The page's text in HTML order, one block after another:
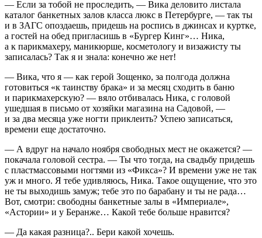
— Если за тобой не проследить, — Вика деловито листала
каталог банкетных залов класса люкс в Петербурге, — так ты
и в ЗАГС опоздаешь, придешь на роспись в джинсах и куртке,
а гостей на обед пригласишь в «Бургер Кинг»… Ника,
а к парикмахеру, маникюрше, косметологу и визажисту ты
записалась? Так я и знала: конечно же нет!
— Вика, что я — как герой Зощенко, за полгода должна
готовиться «к таинству брака» и за месяц сходить в баню
и парикмахерскую? — вяло отбивалась Ника, с головой
ушедшая в письмо от хозяйки магазина на Садовой, —
и за два месяца уже ногти приклеить? Успею записаться,
времени еще достаточно.
— А вдруг на начало ноября свободных мест не окажется? —
покачала головой сестра. — Ты что тогда, на свадьбу придешь
с пластмассовыми ногтями из «Фикса»? И времени уже не так
уж и много. Я тебе удивляюсь, Ника. Такое ощущение, что это
не ты выходишь замуж; тебе это по барабану и ты не рада…
Вот, смотри: свободны банкетные залы в «Империале»,
«Астории» и у Беранже… Какой тебе больше нравится?
— Да какая разница?.. Бери какой хочешь.